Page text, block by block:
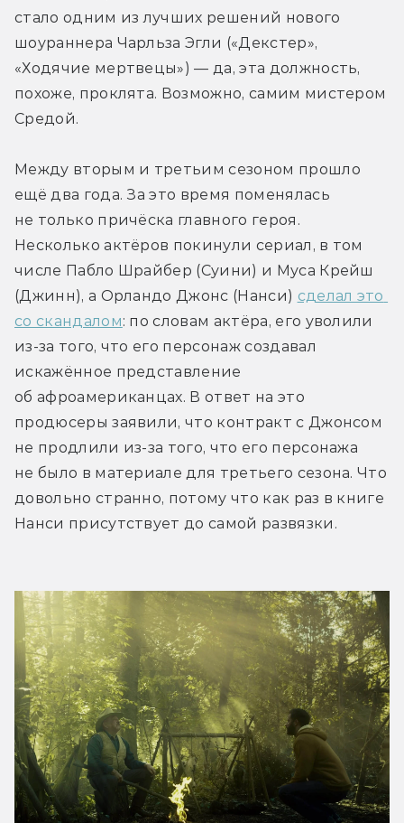
стало одним из лучших решений нового
шоураннера Чарльза Эгли («Декстер»,
«Ходячие мертвецы») — да, эта должность,
похоже, проклята. Возможно, самим мистером
Средой.
Между вторым и третьим сезоном прошло
ещё два года. За это время поменялась
не только причёска главного героя.
Несколько актёров покинули сериал, в том
числе Пабло Шрайбер (Суини) и Муса Крейш
(Джинн), а Орландо Джонс (Нанси) сделал это
со скандалом: по словам актёра, его уволили
из-за того, что его персонаж создавал
искажённое представление
об афроамериканцах. В ответ на это
продюсеры заявили, что контракт с Джонсом
не продлили из-за того, что его персонажа
не было в материале для третьего сезона. Что
довольно странно, потому что как раз в книге
Нанси присутствует до самой развязки.